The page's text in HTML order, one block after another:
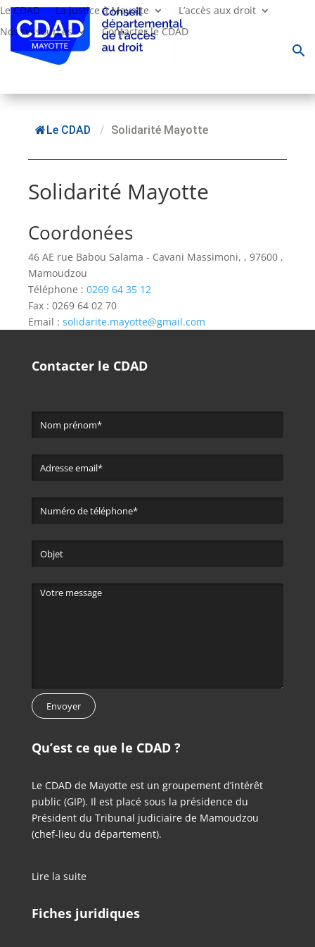
Le CDAD La justice à Mayotte
L’accès aux droit
Nos ressources
Contacter le CDAD
search
Le CDAD / Solidarité Mayotte
Solidarité Mayotte
Coordonées
46 AE rue Babou Salama - Cavani Massimoni, , 97600 ,
Mamoudzou
Téléphone : 0269 64 35 12
Fax : 0269 64 02 70
Email : solidarite.mayotte@gmail.com
Contacter le CDAD
Qu’est ce que le CDAD ?
Le CDAD de Mayotte est un groupement d’intérêt
public (GIP). Il est placé sous la présidence du
Président du Tribunal judiciaire de Mamoudzou
(chef-lieu du département).
Lire la suite
Fiches juridiques